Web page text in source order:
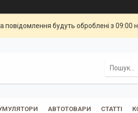
повідомлення будуть оброблені з 09:00
АВТОТОВАРИ СТАТТІ